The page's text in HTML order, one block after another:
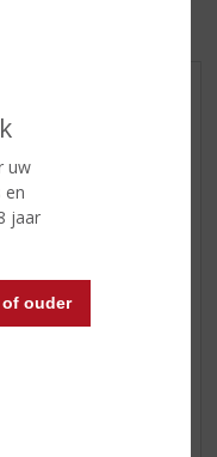
uw
en
jaar
of ouder